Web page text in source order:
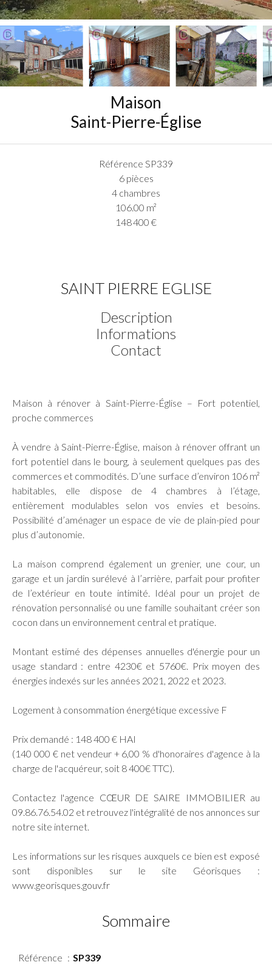
Maison
Saint-Pierre-Église
Référence SP339
6 pièces
4 chambres
106.00 m²
148 400 €
SAINT PIERRE EGLISE
Description
Informations
Contact
Maison à rénover à Saint-Pierre-Église – Fort potentiel,
proche commerces
À vendre à Saint-Pierre-Église, maison à rénover offrant un
fort potentiel dans le bourg, à seulement quelques pas des
commerces et commodités. D’une surface d’environ 106 m²
habitables, elle dispose de 4 chambres à l’étage,
entièrement modulables selon vos envies et besoins.
Possibilité d’aménager un espace de vie de plain-pied pour
plus d’autonomie.
La maison comprend également un grenier, une cour, un
garage et un jardin surélevé à l’arrière, parfait pour profiter
de l’extérieur en toute intimité. Idéal pour un projet de
rénovation personnalisé ou une famille souhaitant créer son
cocon dans un environnement central et pratique.
Montant estimé des dépenses annuelles d'énergie pour un
usage standard : entre 4230€ et 5760€. Prix moyen des
énergies indexés sur les années 2021, 2022 et 2023.
Logement à consommation énergétique excessive F
Prix demandé : 148 400 € HAI
(140 000 € net vendeur + 6,00 % d'honoraires d'agence à la
charge de l'acquéreur, soit 8 400€ TTC).
Contactez l'agence CŒUR DE SAIRE IMMOBILIER au
09.86.76.54.02 et retrouvez l'intégralité de nos annonces sur
notre site internet.
Les informations sur les risques auxquels ce bien est exposé
sont disponibles sur le site Géorisques :
www.georisques.gouv.fr
Sommaire
Référence SP339